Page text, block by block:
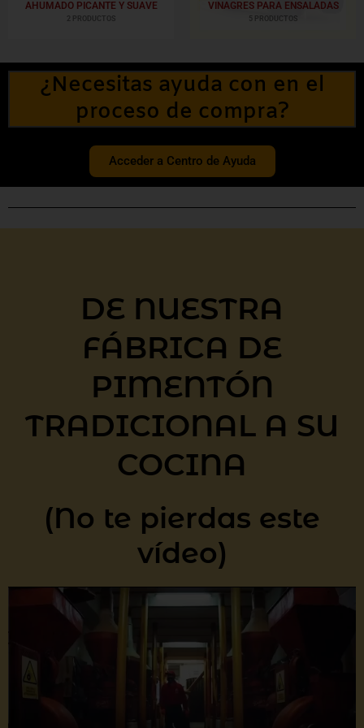
AHUMADO PICANTE Y SUAVE
2 PRODUCTOS
VINAGRES PARA ENSALADAS
5 PRODUCTOS
¿Necesitas ayuda con en el
proceso de compra?
Acceder a Centro de Ayuda
DE NUESTRA
FÁBRICA DE
PIMENTÓN
TRADICIONAL A SU
COCINA
(No te pierdas este
vídeo)